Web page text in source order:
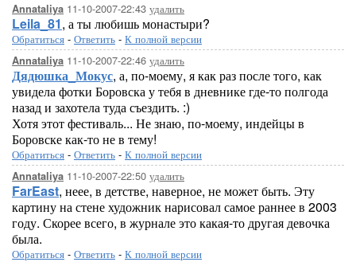
Annataliya 11-10-2007-22:43 удалить
Leila_81, а ты любишь монастыри?
Обратиться - Ответить - К полной версии
Annataliya 11-10-2007-22:46 удалить
Дядюшка_Мокус, а, по-моему, я как раз после того, как
увидела фотки Боровска у тебя в дневнике где-то полгода
назад и захотела туда съездить. :)
Хотя этот фестиваль... Не знаю, по-моему, индейцы в
Боровске как-то не в тему!
Обратиться - Ответить - К полной версии
Annataliya 11-10-2007-22:50 удалить
FarEast, неее, в детстве, наверное, не может быть. Эту
картину на стене художник нарисовал самое раннее в 2003
году. Скорее всего, в журнале это какая-то другая девочка
была.
Обратиться - Ответить - К полной версии